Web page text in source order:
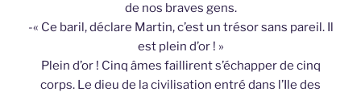
de nos braves gens.
-« Ce baril, déclare Martin, c’est un trésor sans pareil. Il
est plein d’or ! »
Plein d’or ! Cinq âmes faillirent s’échapper de cinq
corps. Le dieu de la civilisation entré dans l’Ile des